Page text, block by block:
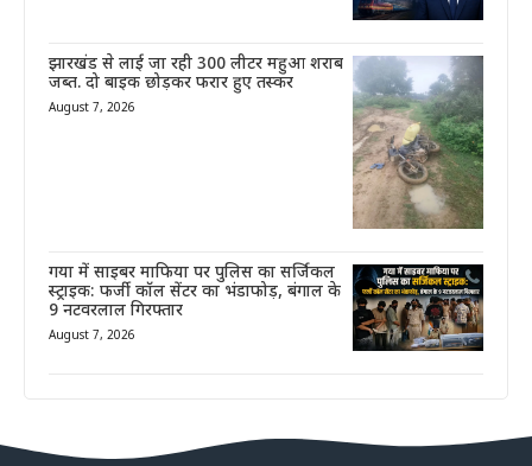
झारखंड से लाई जा रही 300 लीटर महुआ शराब
जब्त. दो बाइक छोड़कर फरार हुए तस्कर
August 7, 2026
गया में साइबर माफिया पर पुलिस का सर्जिकल
स्ट्राइक: फर्जी कॉल सेंटर का भंडाफोड़, बंगाल के
9 नटवरलाल गिरफ्तार
August 7, 2026